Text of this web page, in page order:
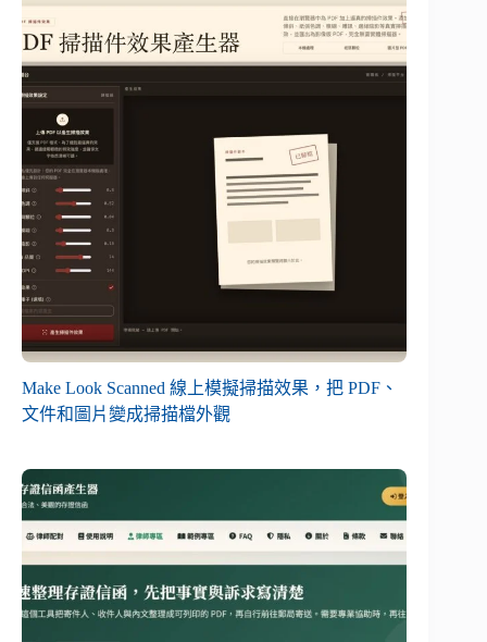
Make Look Scanned 線上模擬掃描效果，把 PDF、
文件和圖片變成掃描檔外觀